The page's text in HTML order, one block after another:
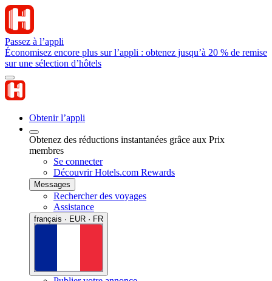
Passez à l’appli
Économisez encore plus sur l’appli : obtenez jusqu’à 20 % de remise
sur une sélection d’hôtels
Obtenir l’appli
Obtenez des réductions instantanées grâce aux Prix
membres
Se connecter
Découvrir Hotels.com Rewards
Messages
Rechercher des voyages
Assistance
français · EUR · FR